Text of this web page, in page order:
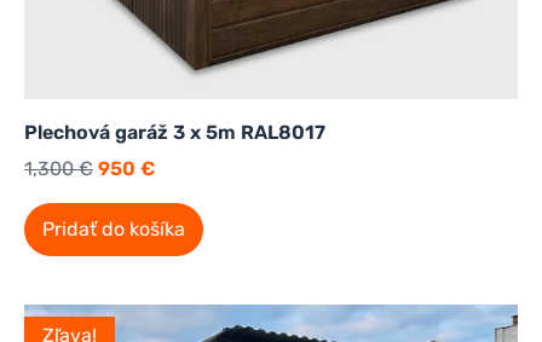
Plechová garáž 3 x 5m RAL8017
1,300€ 950 €
Pridať do košíka
Zľava!